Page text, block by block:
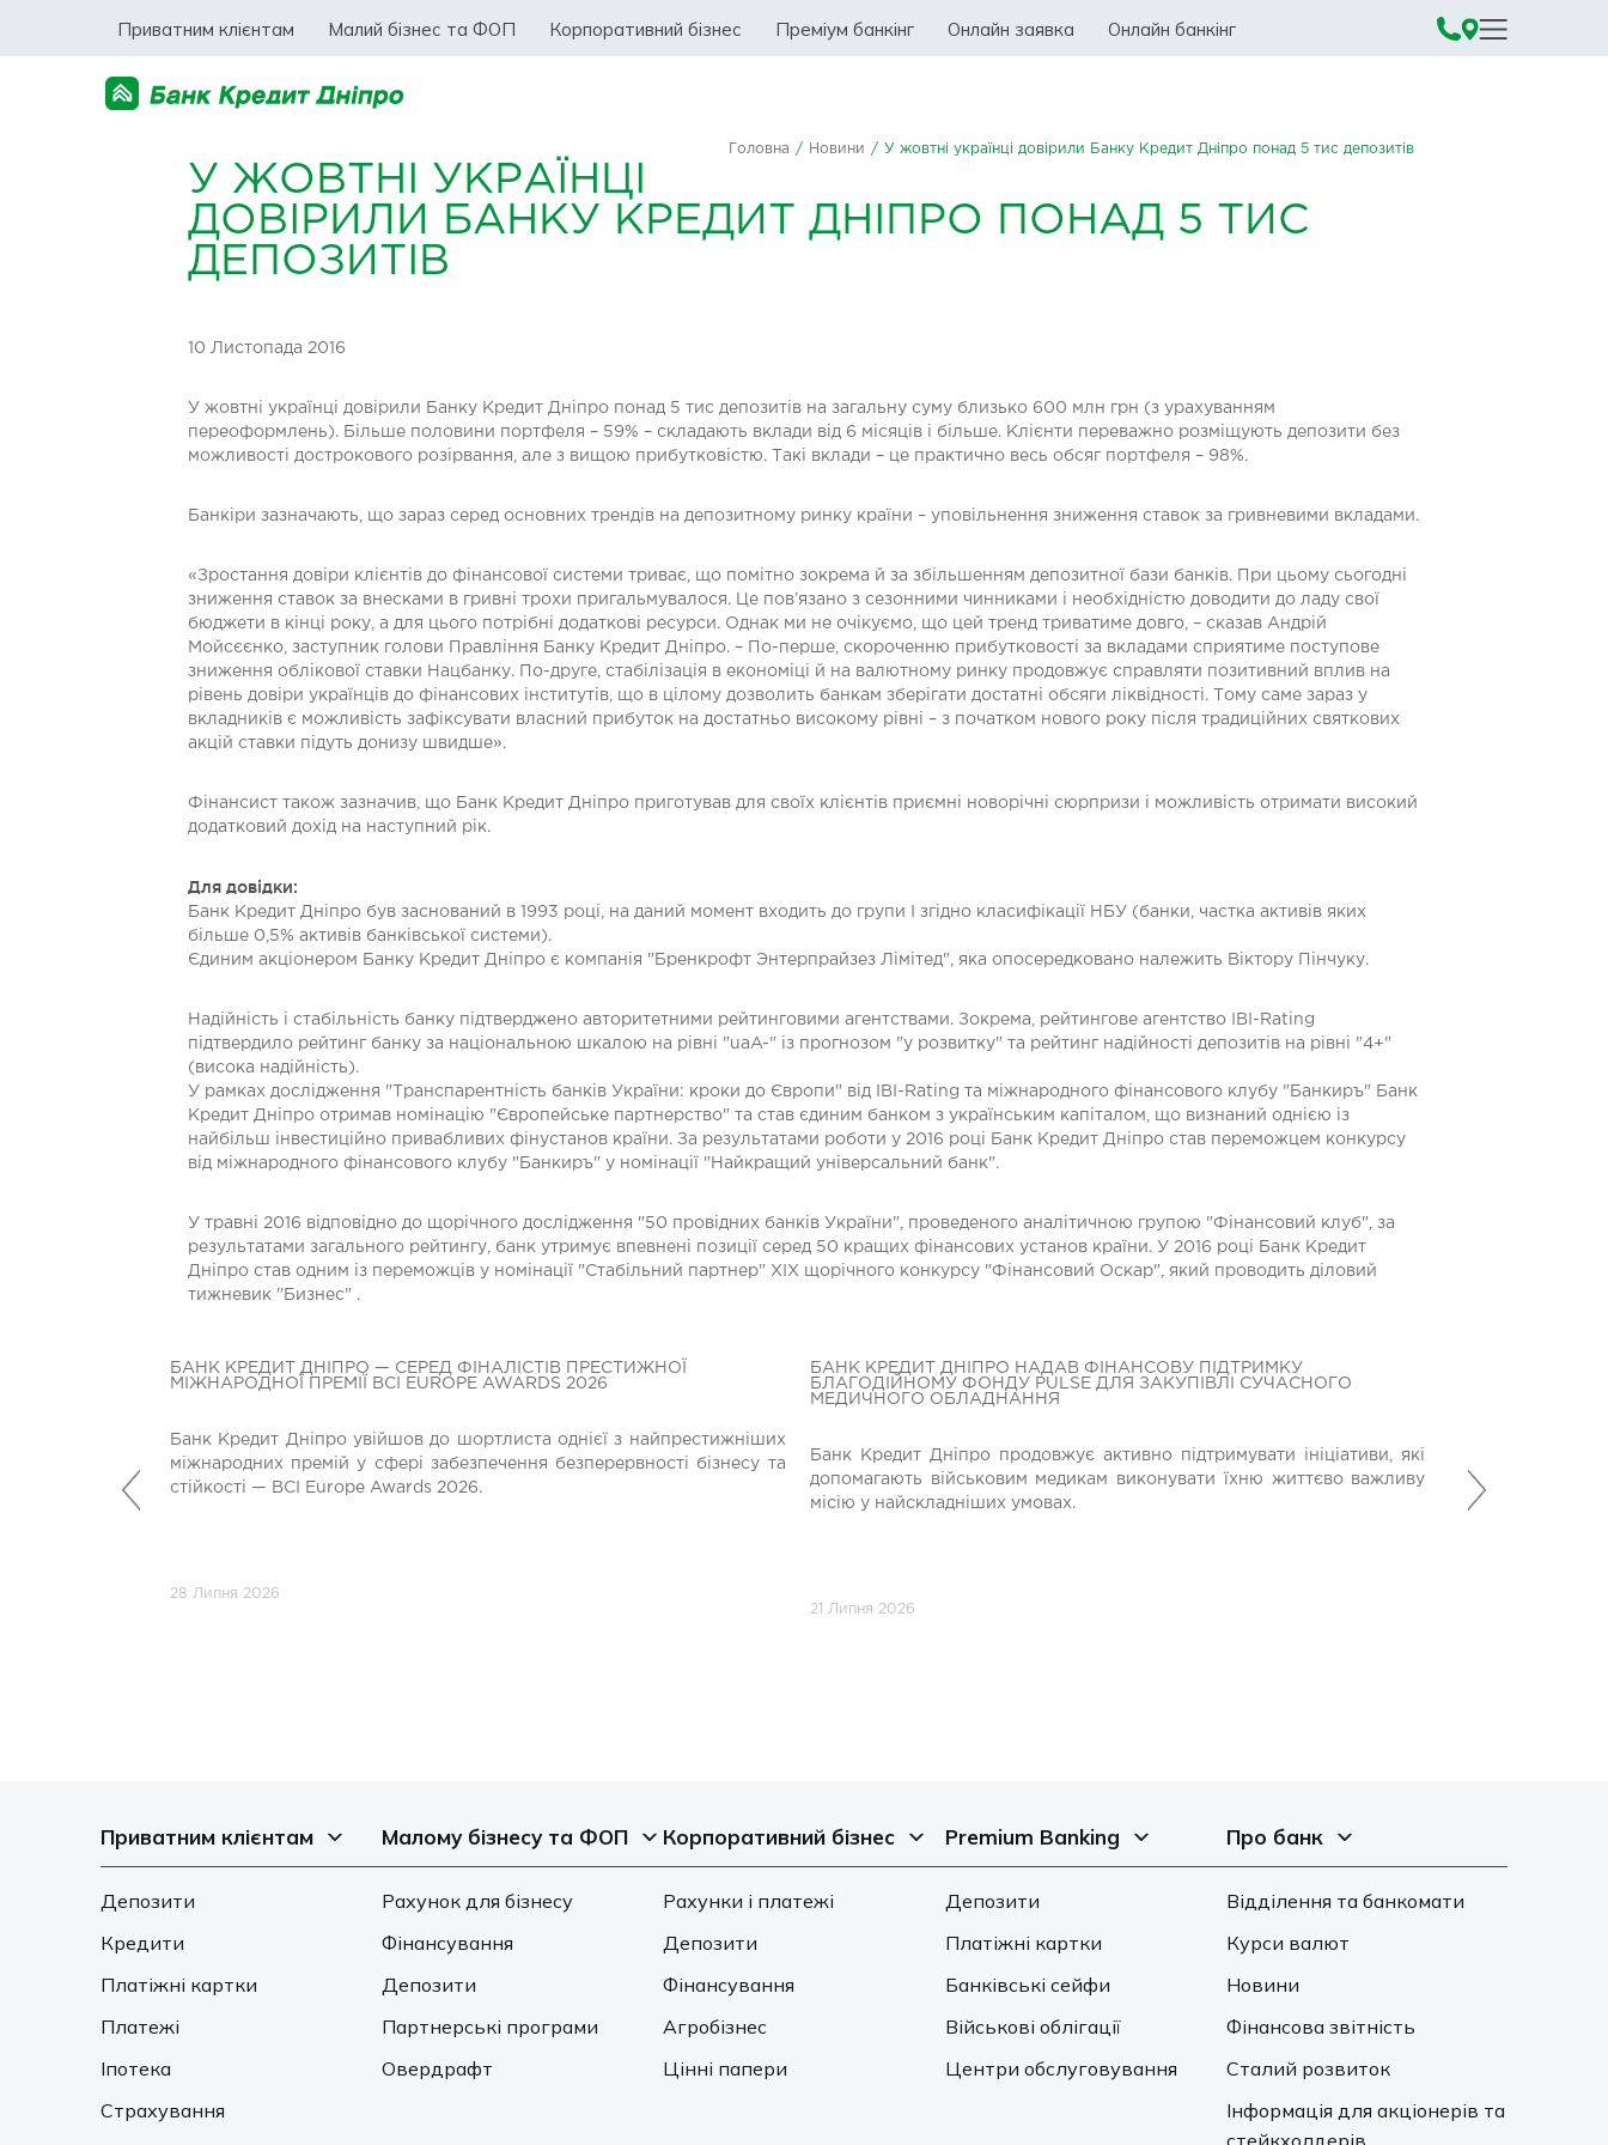
Приватним клієнтам Малий бізнес та ФОП Корпоративний бізнес Преміум банкінг Онлайн заявка Онлайн банкінг
Головна / Новини / У жовтні українці довірили Банку Кредит Дніпро понад 5 тис депозитів
У ЖОВТНІ УКРАЇНЦІ
ДОВІРИЛИ БАНКУ КРЕДИТ ДНІПРО ПОНАД 5 ТИС
ДЕПОЗИТІВ
10 Листопада 2016
У жовтні українці довірили Банку Кредит Дніпро понад 5 тис депозитів на загальну суму близько 600 млн грн (з урахуванням
переоформлень). Більше половини портфеля – 59% – складають вклади від 6 місяців і більше. Клієнти переважно розміщують депозити без
можливості дострокового розірвання, але з вищою прибутковістю. Такі вклади – це практично весь обсяг портфеля – 98%.
Банкіри зазначають, що зараз серед основних трендів на депозитному ринку країни – уповільнення зниження ставок за гривневими вкладами.
«Зростання довіри клієнтів до фінансової системи триває, що помітно зокрема й за збільшенням депозитної бази банків. При цьому сьогодні
зниження ставок за внесками в гривні трохи пригальмувалося. Це пов’язано з сезонними чинниками і необхідністю доводити до ладу свої
бюджети в кінці року, а для цього потрібні додаткові ресурси. Однак ми не очікуємо, що цей тренд триватиме довго, – сказав Андрій
Мойсєєнко, заступник голови Правління Банку Кредит Дніпро. – По-перше, скороченню прибутковості за вкладами сприятиме поступове
зниження облікової ставки Нацбанку. По-друге, стабілізація в економіці й на валютному ринку продовжує справляти позитивний вплив на
рівень довіри українців до фінансових інститутів, що в цілому дозволить банкам зберігати достатні обсяги ліквідності. Тому саме зараз у
вкладників є можливість зафіксувати власний прибуток на достатньо високому рівні – з початком нового року після традиційних святкових
акцій ставки підуть донизу швидше».
Фінансист також зазначив, що Банк Кредит Дніпро приготував для своїх клієнтів приємні новорічні сюрпризи і можливість отримати високий
додатковий дохід на наступний рік.
Для довідки:
Банк Кредит Дніпро був заснований в 1993 році, на даний момент входить до групи I згідно класифікації НБУ (банки, частка активів яких
більше 0,5% активів банківської системи).
Єдиним акціонером Банку Кредит Дніпро є компанія "Бренкрофт Энтерпрайзез Лімітед", яка опосередковано належить Віктору Пінчуку.
Надійність і стабільність банку підтверджено авторитетними рейтинговими агентствами. Зокрема, рейтингове агентство IBI-Rating
підтвердило рейтинг банку за національною шкалою на рівні "uaA-" із прогнозом "у розвитку" та рейтинг надійності депозитів на рівні "4+"
(висока надійність).
У рамках дослідження "Транспарентність банків України: кроки до Європи" від IBI-Rating та міжнародного фінансового клубу "Банкиръ" Банк
Кредит Дніпро отримав номінацію "Європейське партнерство" та став єдиним банком з українським капіталом, що визнаний однією із
найбільш інвестиційно привабливих фінустанов країни. За результатами роботи у 2016 році Банк Кредит Дніпро став переможцем конкурсу
від міжнародного фінансового клубу "Банкиръ" у номінації "Найкращий універсальний банк".
У травні 2016 відповідно до щорічного дослідження "50 провідних банків України", проведеного аналітичною групою "Фінансовий клуб", за
результатами загального рейтингу, банк утримує впевнені позиції серед 50 кращих фінансових установ країни. У 2016 році Банк Кредит
Дніпро став одним із переможців у номінації "Стабільний партнер" XIX щорічного конкурсу "Фінансовий Оскар", який проводить діловий
тижневик "Бизнес" .
БАНК КРЕДИТ ДНІПРО — СЕРЕД ФІНАЛІСТІВ ПРЕСТИЖНОЇ
МІЖНАРОДНОЇ ПРЕМІЇ BCI EUROPE AWARDS 2026
Банк Кредит Дніпро увійшов до шортлиста однієї з найпрестижніших
міжнародних премій у сфері забезпечення безперервності бізнесу та
стійкості — BCI Europe Awards 2026.
28 Липня 2026
БАНК КРЕДИТ ДНІПРО НАДАВ ФІНАНСОВУ ПІДТРИМКУ
БЛАГОДІЙНОМУ ФОНДУ PULSE ДЛЯ ЗАКУПІВЛІ СУЧАСНОГО
МЕДИЧНОГО ОБЛАДНАННЯ
Банк Кредит Дніпро продовжує активно підтримувати ініціативи, які
допомагають військовим медикам виконувати їхню життєво важливу
місію у найскладніших умовах.
21 Липня 2026
сформованому
Попередній Наступний
Приватним клієнтам
Депозити
Кредити
Платіжні картки
Платежі
Іпотека
Страхування
Малому бізнесу та ФОП
Рахунок для бізнесу
Фінансування
Депозити
Партнерські програми
Овердрафт
Корпоративний бізнес
Рахунки і платежі
Депозити
Фінансування
Агробізнес
Цінні папери
Premium Banking
Депозити
Платіжні картки
Банківські сейфи
Військові облігації
Центри обслуговування
Про банк
Відділення та банкомати
Курси валют
Новини
Фінансова звітність
Сталий розвиток
Інформація для акціонерів та
стейкхолдерів